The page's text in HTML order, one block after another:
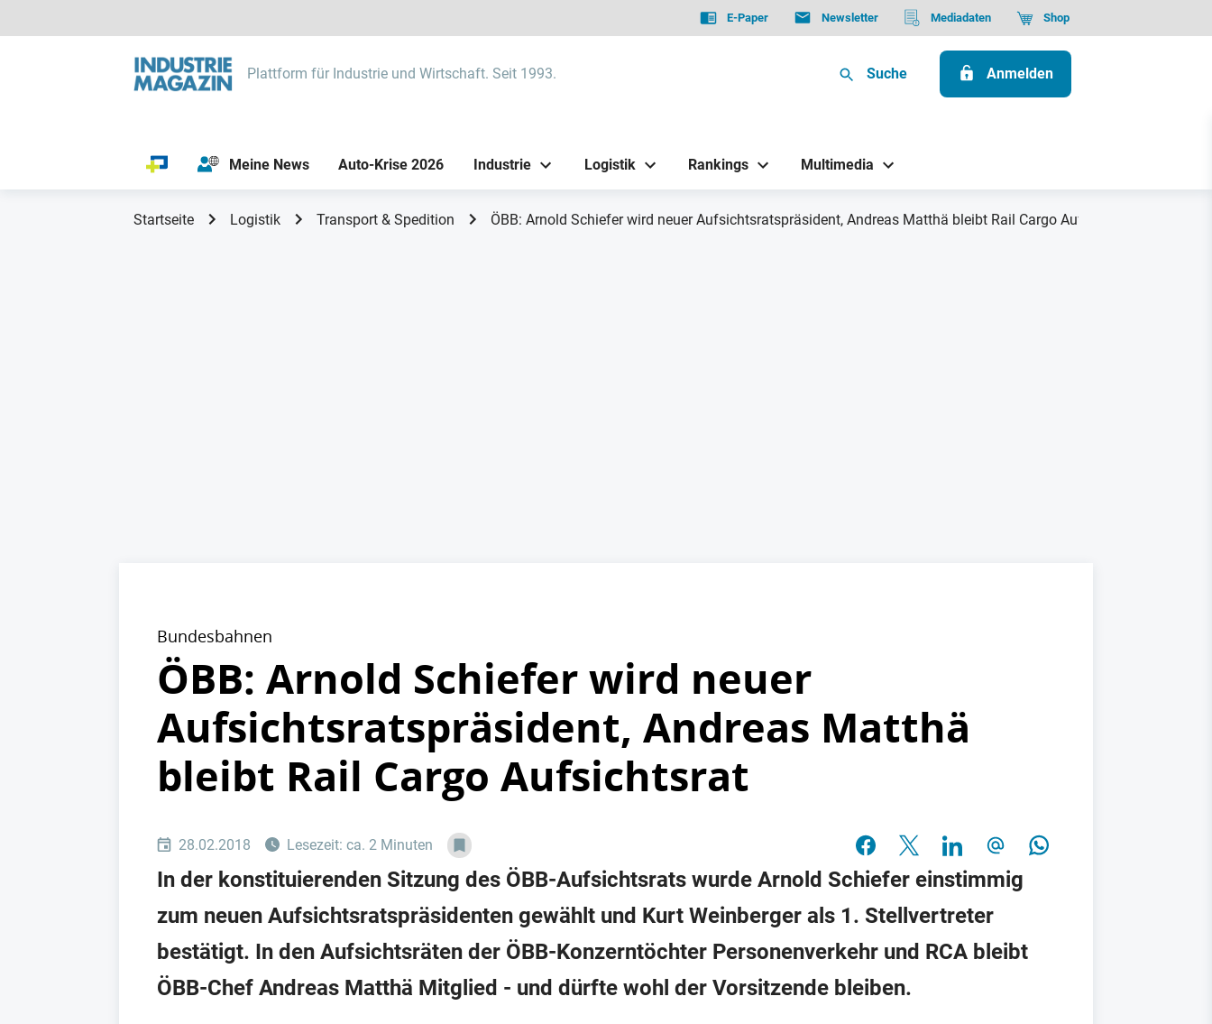
E-Paper Newsletter Mediadaten Shop
Plattform für Industrie und Wirtschaft. Seit 1993. Suche Anmelden
Meine News Auto-Krise 2026 Industrie Logistik Rankings Multimedia
Startseite Logistik Transport & Spedition ÖBB: Arnold Schiefer wird neuer Aufsichtsratspräsident, Andreas Matthä bleibt Rail Cargo Aufsichtsrat
Bundesbahnen
ÖBB: Arnold Schiefer wird neuer
Aufsichtsratspräsident, Andreas Matthä
bleibt Rail Cargo Aufsichtsrat
28.02.2018 Lesezeit: ca. 2 Minuten
In der konstituierenden Sitzung des ÖBB-Aufsichtsrats wurde Arnold Schiefer einstimmig
zum neuen Aufsichtsratspräsidenten gewählt und Kurt Weinberger als 1. Stellvertreter
bestätigt. In den Aufsichtsräten der ÖBB-Konzerntöchter Personenverkehr und RCA bleibt
ÖBB-Chef Andreas Matthä Mitglied - und dürfte wohl der Vorsitzende bleiben.